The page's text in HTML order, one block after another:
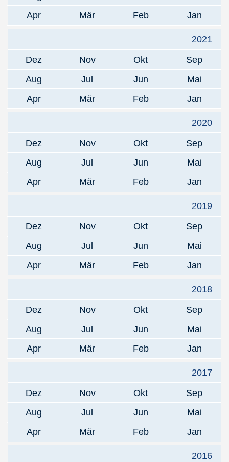
Apr
Mär Feb Jan
2021
Dez
Nov Okt
Sep
Aug
Jul Jun
Mai
Apr
Mär Feb Jan
2020
Dez
Nov Okt
Sep
Aug
Jul Jun
Mai
Apr
Mär Feb Jan
2019
Dez
Nov Okt
Sep
Aug
Jul Jun
Mai
Apr
Mär Feb Jan
2018
Dez
Nov Okt
Sep
Aug
Jul Jun
Mai
Apr
Mär Feb Jan
2017
Dez
Nov Okt
Sep
Aug
Jul Jun
Mai
Apr
Mär Feb Jan
2016